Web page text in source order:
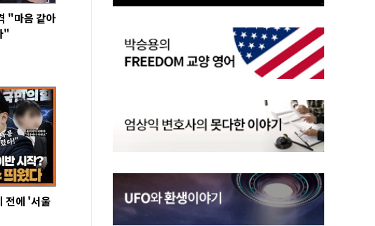
"마음 같아
"
전에 '서울